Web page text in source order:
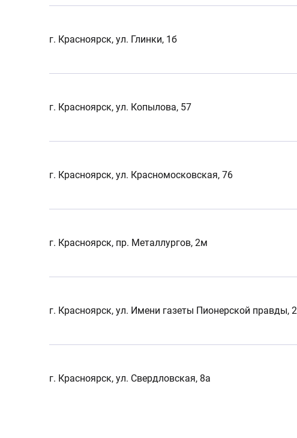
г. Красноярск, ул. Глинки, 1б
г. Красноярск, ул. Копылова, 57
г. Красноярск, ул. Красномосковская, 76
г. Красноярск, пр. Металлургов, 2м
г. Красноярск, ул. Имени газеты Пионерской правды,
г. Красноярск, ул. Свердловская, 8а